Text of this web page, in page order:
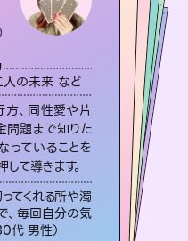
人の未来 など
方、同性愛や片
問題まで知りた
っていることを
て導きます。
てくれる所や濁
、毎回自分の気
代 男性）
クル
ゴリ
の気持ち など
を使って「今」と
になるあの人の気持
解き、恋や人生のヒ
します。
たいに晴れまし
っしゃるんだなと
性）
（ とうげんみう）
ーディング
テゴリ
の気持ち、復縁 など
て
中でも特に「曖昧な関
としており、友達以上
手との今後や本音を丁
成就へと導きます。
ュー
てアドバイス通りに行
してきました。ありが
（40代 女性）
いぼう
ル・リーディング
談カテゴリ
人の気持ち、復縁 など
ついて
、幸せへ向かう道筋を示します。厳しい結果にも具体的な対策をお伝えします。
ビュー
っかり聞いて鑑定して
。気持ちが楽になりまし
）
スト理恵
ュアル・リーディング
相談カテゴリ
人の未来、年の差 など
について
復縁、成就などの報告実績
ピストとして2万超の施術経
らこそできる鑑定で、より良
ポートします。
レビュー
る鑑定でした。しかもこち
ていないのに視えていらっ
驚きです（30代女性）
師＊花
オーラ 心理学
チュアル・リーディング
相談カテゴリ
片想い、復縁 など
について
パターンもの選択肢があり
で視えにくくなっているあな
未来を見つけ、その未来を
ようアドバイスします。
レビュー
質や人間関係、本心など
えていてびっくり。対策が
になれます（40代）